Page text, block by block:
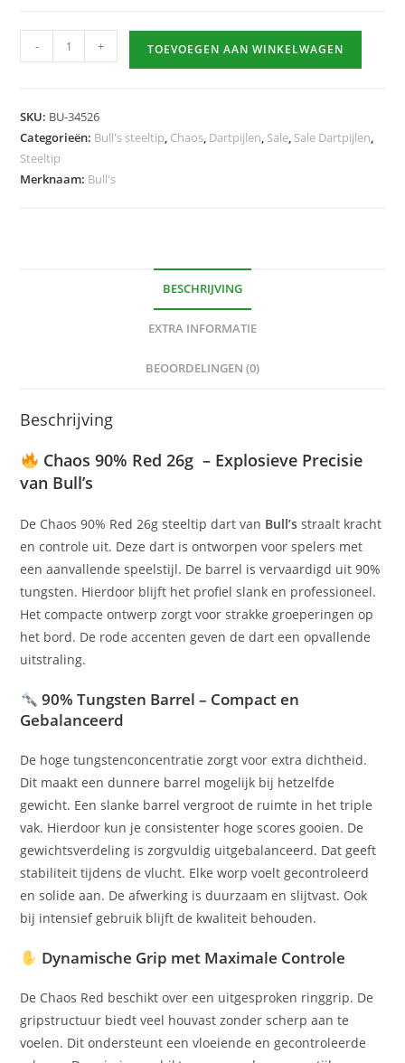
90%
hoeveelheid
- + TOEVOEGEN AAN WINKELWAGEN
SKU: BU-34526
Categorieën: Bull's steeltip, Chaos, Dartpijlen, Sale, Sale Dartpijlen,
Steeltip
Merknaam: Bull's
BESCHRIJVING
EXTRA INFORMATIE
BEOORDELINGEN (0)
Beschrijving
Chaos 90% Red 26g – Explosieve Precisie
van Bull’s
De Chaos 90% Red 26g steeltip dart van Bull’s straalt kracht
en controle uit. Deze dart is ontworpen voor spelers met
een aanvallende speelstijl. De barrel is vervaardigd uit 90%
tungsten. Hierdoor blijft het profiel slank en professioneel.
Het compacte ontwerp zorgt voor strakke groeperingen op
het bord. De rode accenten geven de dart een opvallende
uitstraling.
90% Tungsten Barrel – Compact en
Gebalanceerd
De hoge tungstenconcentratie zorgt voor extra dichtheid.
Dit maakt een dunnere barrel mogelijk bij hetzelfde
gewicht. Een slanke barrel vergroot de ruimte in het triple
vak. Hierdoor kun je consistenter hoge scores gooien. De
gewichtsverdeling is zorgvuldig uitgebalanceerd. Dat geeft
stabiliteit tijdens de vlucht. Elke worp voelt gecontroleerd
en solide aan. De afwerking is duurzaam en slijtvast. Ook
bij intensief gebruik blijft de kwaliteit behouden.
Dynamische Grip met Maximale Controle
De Chaos Red beschikt over een uitgesproken ringgrip. De
gripstructuur biedt veel houvast zonder scherp aan te
voelen. Dit ondersteunt een vloeiende en gecontroleerde